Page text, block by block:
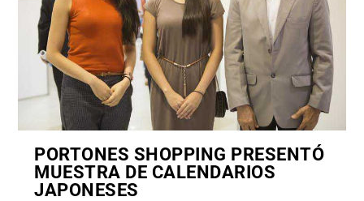
PORTONES SHOPPING PRESENTÓ
MUESTRA DE CALENDARIOS
JAPONESES